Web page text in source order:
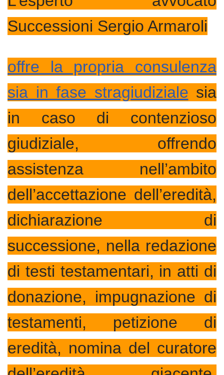
Successioni Sergio Armaroli
offre la propria consulenza
sia in fase stragiudiziale sia
in caso di contenzioso
giudiziale, offrendo
assistenza nell’ambito
dell’accettazione dell’eredità,
dichiarazione di
successione, nella redazione
di testi testamentari, in atti di
donazione, impugnazione di
testamenti, petizione di
eredità, nomina del curatore